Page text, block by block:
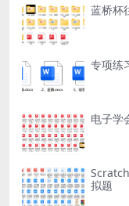
蓝桥杯
专项练
电子学
拟题